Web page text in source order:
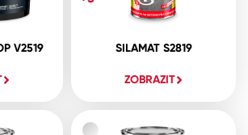
V2519 SILAMAT S2819
ZOBRAZIT